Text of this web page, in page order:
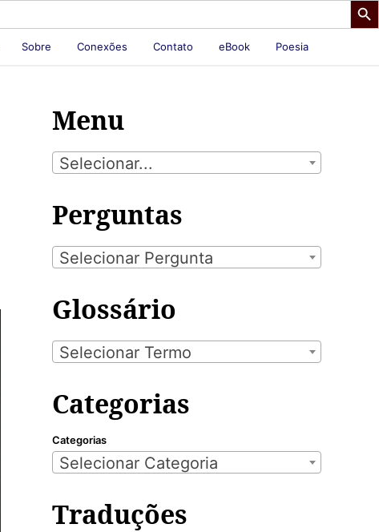
Sobre Conexões Contato eBook Poesia
Menu
Selecionar...
Perguntas
Selecionar Pergunta
Glossário
Selecionar Termo
Categorias
Categorias
Selecionar Categoria
Traduções